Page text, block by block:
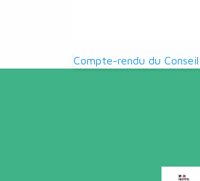
Navigation
Compte-rendu du